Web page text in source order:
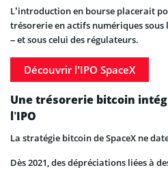
L’introduction en bourse placerait
trésorerie en actifs numériques sous
– et sous celui des régulateurs.
Découvrir l’IPO SpaceX
Une trésorerie bitcoin
l’IPO
La stratégie bitcoin de SpaceX ne
Dès 2021, des dépréciations liées à